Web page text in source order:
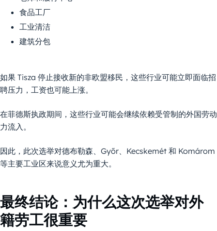
食品工厂
工业清洁
建筑分包
如果 Tisza 停止接收新的非欧盟移民，这些行业可能立即面临招
聘压力，工资也可能上涨。
在菲德斯执政期间，这些行业可能会继续依赖受管制的外国劳动
力流入。
因此，此次选举对德布勒森、Győr、Kecskemét 和 Komárom
等主要工业区来说意义尤为重大。
最终结论：为什么这次选举对外
籍劳工很重要